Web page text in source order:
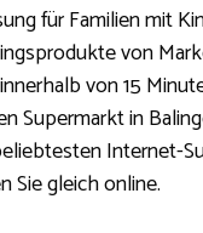
für Familien mit
von
von 15
Supermarkt in
Internet-
Sie gleich online.